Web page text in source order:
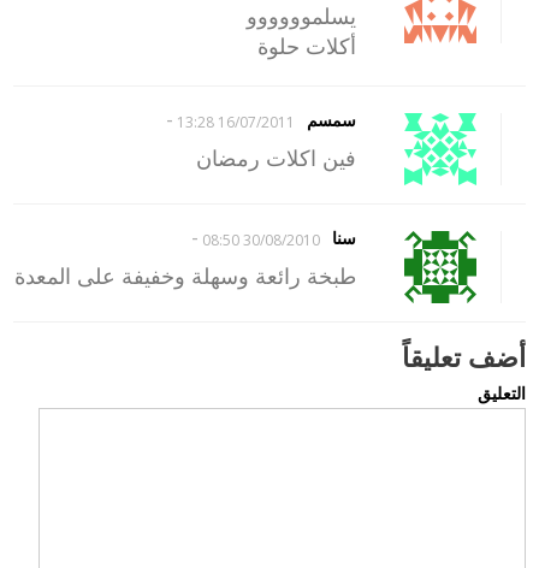
يسلموووووو
أكلات حلوة
سمسم 16/07/2011 13:28
-
فين اكلات رمضان
سنا 30/08/2010 08:50
-
طبخة رائعة وسهلة وخفيفة على المعدة
أضف تعليقاً
التعليق